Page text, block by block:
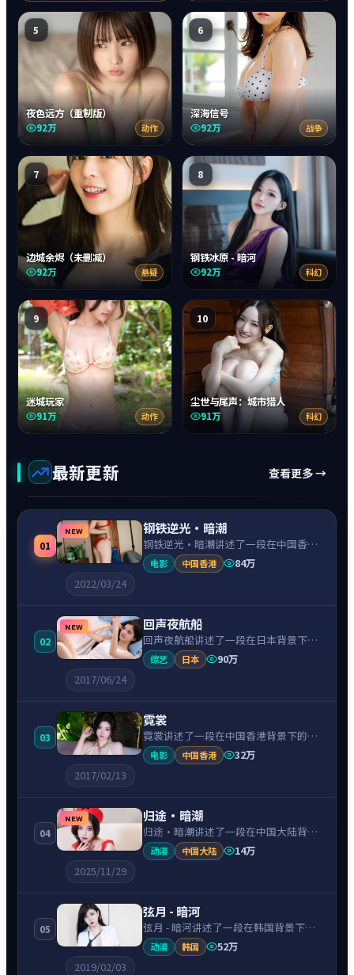
5
夜色远方（重制版）
92万 动作
6
深海信号
92万 战争
7
边城余烬（未删减）
92万 悬疑
8
钢铁冰原 - 暗河
92万 科幻
9
迷城玩家
91万 动作
10
尘世与尾声：城市猎人
91万 科幻
最新更新 查看更多 →
01
NEW 钢铁逆光·暗潮
钢铁逆光·暗潮讲述了一段在中国香港
背景下的惊悚故事，围绕刘德华饰演的
主角逐层展开，人物动机与命运转折相
电影 中国香港
84万
2022/03/24
02
NEW 回声夜航船
回声夜航船讲述了一段在日本背景下的
喜剧故事，围绕长泽雅美饰演的主角逐
层展开，人物动机与命运转折相互牵
综艺 日本
90万
2017/06/24
03
霓裳
霓裳讲述了一段在中国香港背景下的悬
疑故事，围绕杨千嬅饰演的主角逐层展
开，人物动机与命运转折相互牵引，节
电影 中国香港
32万
2017/02/13
04
NEW 归途·暗潮
归途·暗潮讲述了一段在中国大陆背景
下的犯罪故事，围绕海清饰演的主角逐
层展开，人物动机与命运转折相互牵
动漫 中国大陆
14万
2025/11/29
05
弦月 - 暗河
弦月 - 暗河讲述了一段在韩国背景下的
惊悚故事，围绕李帝勋饰演的主角逐层
展开，人物动机与命运转折相互牵引，
动漫 韩国
52万
2019/02/03